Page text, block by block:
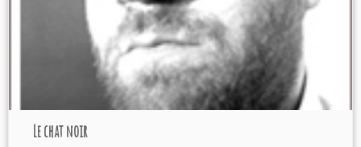
Le chat noir